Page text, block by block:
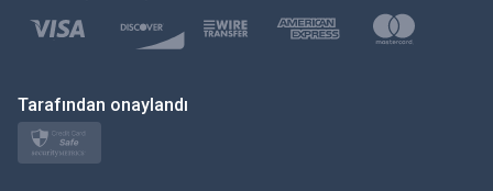
Polski
日本
Tarafından onaylandı